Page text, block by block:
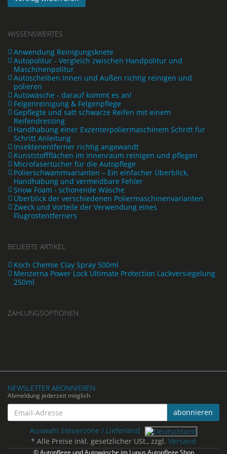
WISSENSWERTES
Anwendung Reinigungsknete
Autopolitur - Vergleich zwischen Handpolitur und
Maschinenpolitur
Autoscheiben Innen und Außen richtig reinigen und
polieren
Autowäsche - darauf kommt es an!
Felgenreinigung & Felgenpflege
Gepflegte und satt schwarze Reifen mit einem
Reifendressing
Handhabung einer Exzenterpoliermaschinem Schritt für
Schritt Anleitung
Insektenentferner richtig angewandt
Kunststoffflächen im Innenraum reinigen und pflegen
Microfasertücher für die Autopflege
Polierschwammvarianten – Ein einfacher Überblick,
Handhabung und vermeidbare Fehler
Snow Foam - schonende Wäsche
Überblick der verschiedenen Poliermaschinenvarianten
Zweck und Vorteile der Verwendung eines
Flugrostentferners
BELIEBTE ARTIKEL
Koch Chemie Clay Spray 500ml
Menzerna Power Lock Ultimate Protection Lackversiegelung
250ml
ZAHLUNGSOPTIONEN
NEWSLETTER ABONNIEREN
Abmeldung jederzeit möglich
Email-
Adresse
abonnieren
Auswahl Steuerzone / Lieferland
* Alle Preise inkl. gesetzlicher USt., zzgl. Versand
© Autopflege und Autowäsche im Lupus Autopflege Shop